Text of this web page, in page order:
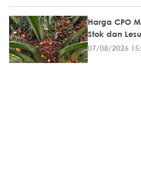
Harga CPO
Stok dan
07/08/2026